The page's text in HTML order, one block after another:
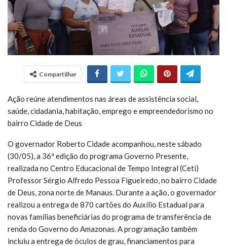
Compartilhar
Ação reúne atendimentos nas áreas de assistência social,
saúde, cidadania, habitação, emprego e empreendedorismo no
bairro Cidade de Deus
O governador Roberto Cidade acompanhou, neste sábado
(30/05), a 36ª edição do programa Governo Presente,
realizada no Centro Educacional de Tempo Integral (Ceti)
Professor Sérgio Alfredo Pessoa Figueiredo, no bairro Cidade
de Deus, zona norte de Manaus. Durante a ação, o governador
realizou a entrega de 870 cartões do Auxílio Estadual para
novas famílias beneficiárias do programa de transferência de
renda do Governo do Amazonas. A programação também
incluiu a entrega de óculos de grau, financiamentos para